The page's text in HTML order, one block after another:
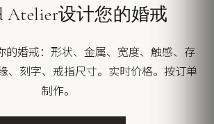
Atelier设计您的婚戒
的婚戒：形状、金属、宽度、触感、存
、刻字、戒指尺寸。实时价格。按订单
制作。